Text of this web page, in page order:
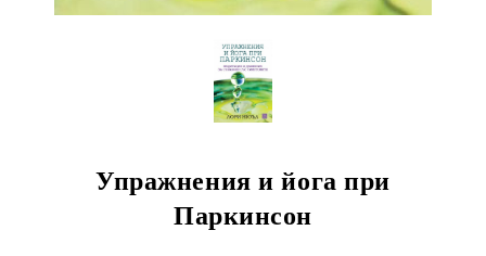
Упражнения и йога при
Паркинсон